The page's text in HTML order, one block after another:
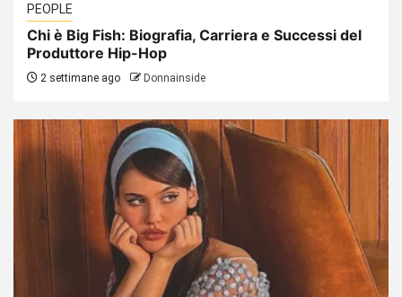
PEOPLE
Chi è Big Fish: Biografia, Carriera e Successi del
Produttore Hip-Hop
2 settimane ago Donnainside